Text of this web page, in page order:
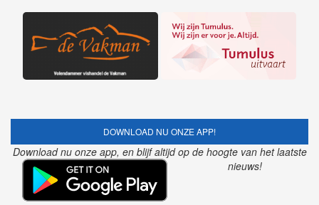
DOWNLOAD NU ONZE APP!
Download nu onze app, en blijf altijd op de hoogte van het laatste
nieuws!